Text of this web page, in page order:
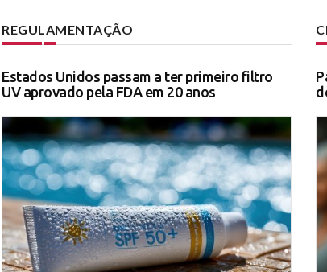
REGULAMENTAÇÃO
Estados Unidos passam a ter primeiro filtro
UV aprovado pela FDA em 20 anos